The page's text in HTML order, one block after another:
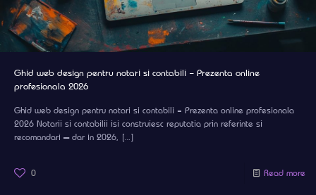
Ghid web design pentru notari si contabili – Prezenta online
profesionala 2026
Ghid web design pentru notari si contabili – Prezenta online profesionala
2026 Notarii si contabilii isi construiesc reputatia prin referinte si
recomandari — dar in 2026, […]
0 Read more